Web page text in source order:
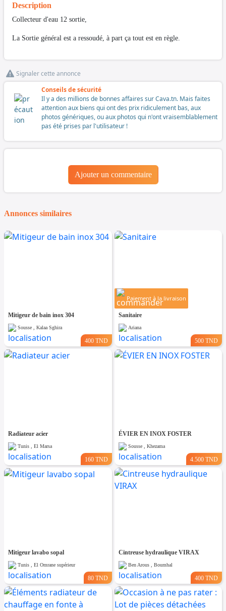
Description
Collecteur d'eau 12 sortie,
La Sortie général est a ressoudé, à part ça tout est en règle.
Signaler cette annonce
Conseils de sécurité
Il y a des millions de bonnes affaires sur Cava.tn. Mais faites
attention aux biens qui ont des prix ridiculement bas, aux
photos génériques, ou aux photos qui n'ont vraisemblablement
pas été prises par l'utilisateur !
Ajouter un commentaire
Annonces similaires
Mitigeur de bain inox 304
Sousse , Kalaa Sghira
400 TND
Paiement à la livraison
Sanitaire
Ariana
500 TND
Radiateur acier
Tunis , El Marsa
160 TND
ÉVIER EN INOX FOSTER
Sousse , Khezama
4.500 TND
Mitigeur lavabo sopal
Tunis , El Omrane supérieur
80 TND
Cintreuse hydraulique VIRAX
Ben Arous , Boumhal
400 TND